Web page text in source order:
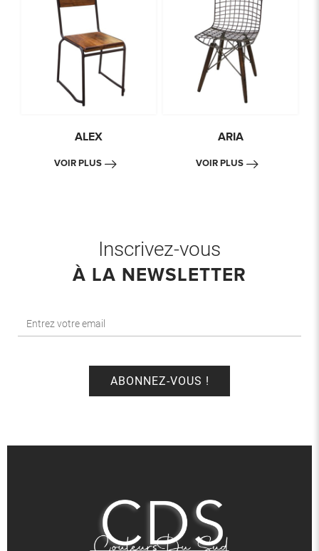
ALEX
VOIR PLUS
ARIA
VOIR PLUS
Inscrivez-vous
À LA NEWSLETTER